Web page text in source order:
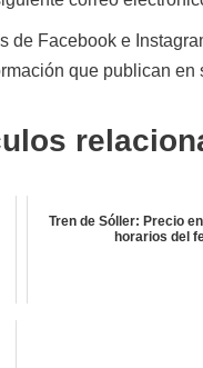
de Facebook e
que publican en
Tren de Sóller: Precio
horarios del